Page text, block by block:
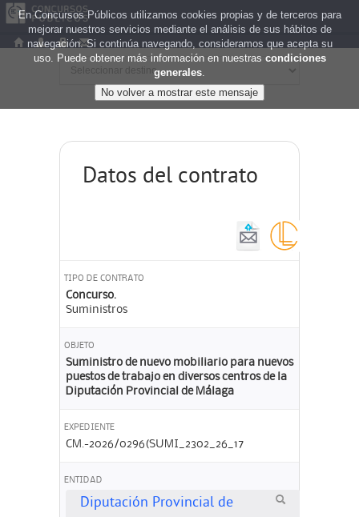
Datos del contrato
TIPO DE CONTRATO
Concurso.
Suministros
OBJETO
Suministro de nuevo mobiliario para nuevos
puestos de trabajo en diversos centros de la
Diputación Provincial de Málaga
EXPEDIENTE
CM.-2026/0296(SUMI_2302_26_17
ENTIDAD
Diputación Provincial de
En Concursos Públicos utilizamos cookies propias y de terceros para
mejorar nuestros servicios mediante el análisis de sus hábitos de
navegación. Si continúa navegando, consideramos que acepta su
uso. Puede obtener más información en nuestras condiciones
generales.